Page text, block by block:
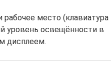
рабочее место (клавиатура
уровень освещённости в
дисплеем.